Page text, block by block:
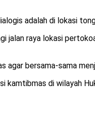
adalah di lokasi
raya lokasi
agar bersama-sama
di wilayah